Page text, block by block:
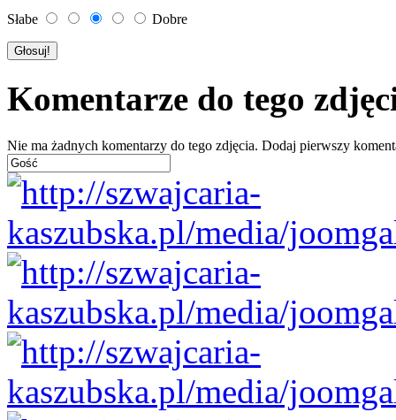
Słabe Dobre
Komentarze do tego
Nie ma żadnych komentarzy do tego zdjęcia. Dodaj pierwszy